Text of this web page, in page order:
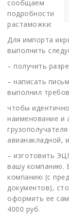
сообщаем
подробности
растаможки:
Для импорта
выполнить
– получить
– написать
выполнил
чтобы
наименование и
авианакладной,
– изготовить
вашу компанию.
компанию (с
документов),
оформить ее
4000 руб.